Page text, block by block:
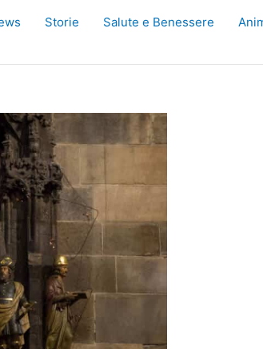
Storie Salute e Benessere